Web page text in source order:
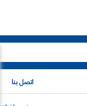
اتصل بنا